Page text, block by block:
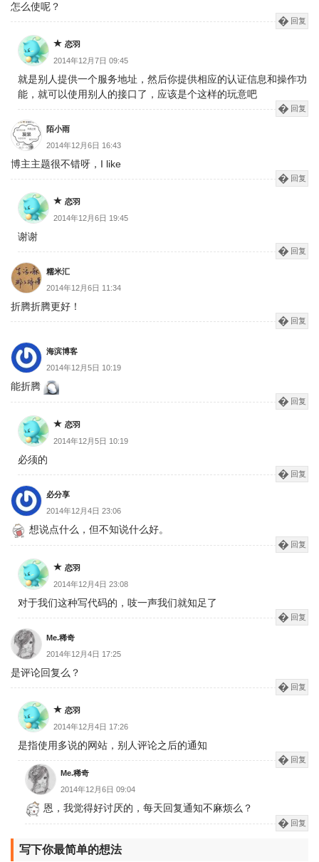
怎么使呢？
回复
恋羽
2014年12月7日 09:45
就是别人提供一个服务地址，然后你提供相应的认证信息和操作功
能，就可以使用别人的接口了，应该是个这样的玩意吧
回复
陌小雨
2014年12月6日 16:43
博主主题很不错呀，I like
回复
恋羽
2014年12月6日 19:45
谢谢
回复
糯米汇
2014年12月6日 11:34
折腾折腾更好！
回复
海滨博客
2014年12月5日 10:19
能折腾
回复
恋羽
2014年12月5日 10:19
必须的
回复
必分享
2014年12月4日 23:06
想说点什么，但不知说什么好。
回复
恋羽
2014年12月4日 23:08
对于我们这种写代码的，吱一声我们就知足了
回复
Me.稀奇
2014年12月4日 17:25
是评论回复么？
回复
恋羽
2014年12月4日 17:26
是指使用多说的网站，别人评论之后的通知
回复
Me.稀奇
2014年12月6日 09:04
恩，我觉得好讨厌的，每天回复通知不麻烦么？
回复
写下你最简单的想法